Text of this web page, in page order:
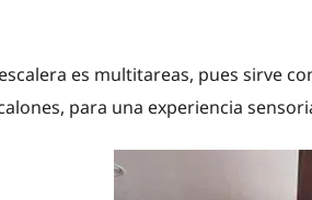
es multitareas, pues sirve
para una experiencia